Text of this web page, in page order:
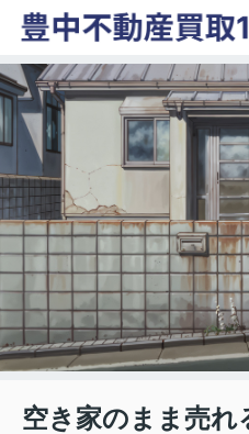
空き家のまま売れ